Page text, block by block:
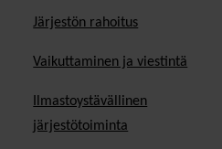
Järjestön rahoitus
Vaikuttaminen ja viestintä
Ilmastoystävällinen
järjestötoiminta